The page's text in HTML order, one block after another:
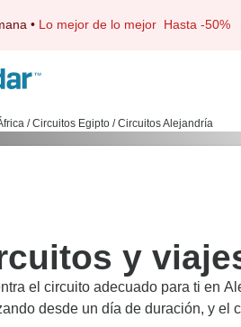
• Lo mejor de lo mejor Hasta -50%
/ Circuitos Egipto / Circuitos Alejandría
y
el circuito adecuado para ti en
desde un día de duración, y el